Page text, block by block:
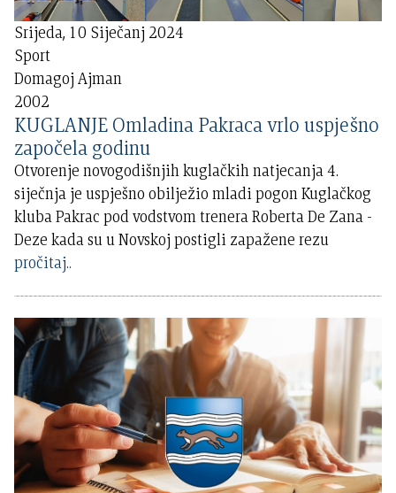
Srijeda, 10 Siječanj 2024
Sport
Domagoj Ajman
2002
KUGLANJE Omladina Pakraca vrlo uspješno
započela godinu
Otvorenje novogodišnjih kuglačkih natjecanja 4.
siječnja je uspješno obilježio mladi pogon Kuglačkog
kluba Pakrac pod vodstvom trenera Roberta De Zana -
Deze kada su u Novskoj postigli zapažene rezu
pročitaj..